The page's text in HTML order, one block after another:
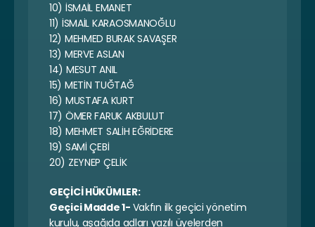
10) İSMAİL EMANET
11) İSMAİL KARAOSMANOĞLU
12) MEHMED BURAK SAVAŞER
13) MERVE ASLAN
14) MESUT ANIL
15) METİN TUĞTAĞ
16) MUSTAFA KURT
17) ÖMER FARUK AKBULUT
18) MEHMET SALİH EĞRİDERE
19) SAMİ ÇEBİ
20) ZEYNEP ÇELİK
GEÇİCİ HÜKÜMLER:
Geçici Madde 1- Vakfın ilk geçici yönetim
kurulu, aşağıda adları yazılı üyelerden